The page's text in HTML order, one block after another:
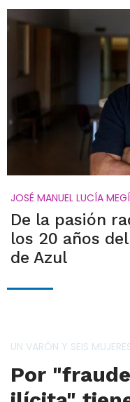
JOSÉ MANUEL LUCÍA
De la pasión
los 20 años
de Azul
UN VARÓN Y SEIS
Por